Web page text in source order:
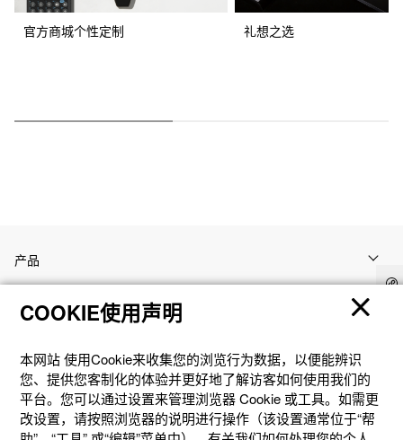
官方商城个性定制 礼想之选
产品
客户支持
资讯
社交媒体
COOKIE使用声明
本网站 使⽤Cookie来收集您的浏览⾏为数据，以便能辨识
您、提供您客制化的体验并更好地了解访客如何使⽤我们的
平台。您可以通过设置来管理浏览器 Cookie 或⼯具。如需更
改设置，请按照浏览器的说明进⾏操作（该设置通常位于“帮